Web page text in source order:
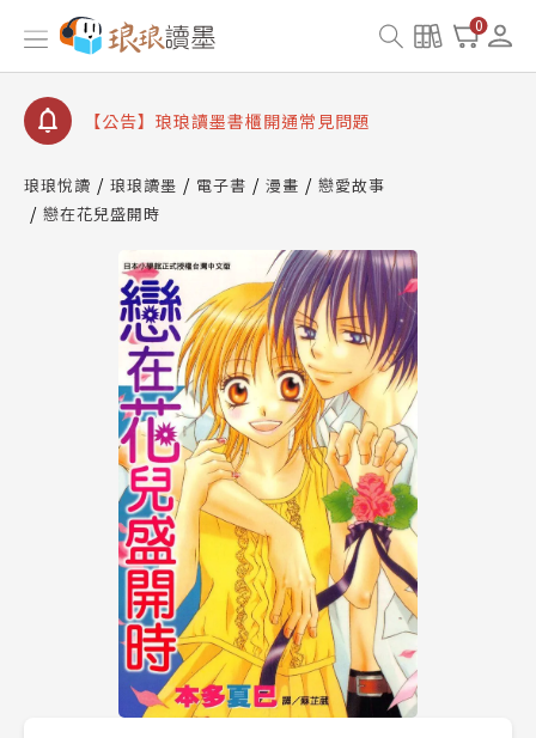
0
【公告】琅琅書店服務升級重要說明及資產合併結果
查詢
【公告】琅琅讀墨數位閱讀資產合併與書櫃開通申請
【公告】琅琅讀墨書櫃開通常見問題
請圖文教學
【公告】琅琅書店服務升級重要說明及資產合併結果
查詢
【公告】琅琅讀墨數位閱讀資產合併與書櫃開通申請
琅琅悅讀 琅琅讀墨 電子書 漫畫
戀愛故事
戀在花兒盛開時